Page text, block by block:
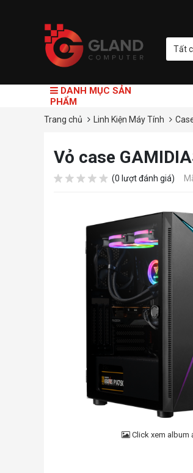
Tất
DANH MỤC SẢN
PHẨM
Trang chủ Linh Kiện Máy Tính
Vỏ case
(0 lượt đánh giá)
Click xem album